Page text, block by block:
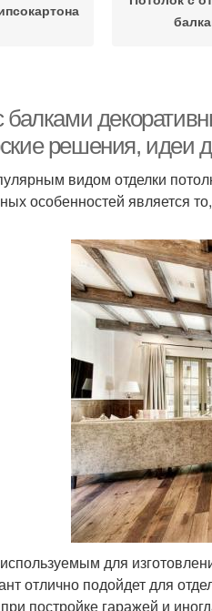
балками
решения, идеи
видом отделки
особенностей является
для
отлично подойдет для
постройке гаражей и